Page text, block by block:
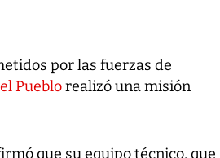
por las fuerzas de
Pueblorealizó una misión
que su equipo técnico, que